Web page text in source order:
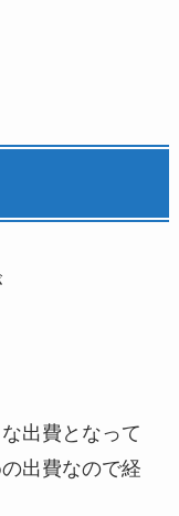
出費となって
出費なので経